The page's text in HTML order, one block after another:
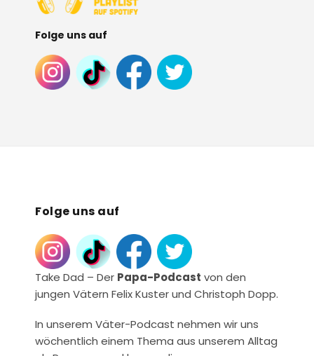
Folge uns auf
Folge uns auf
Take Dad – Der Papa-Podcast von den
jungen Vätern Felix Kuster und Christoph Dopp.
In unserem Väter-Podcast nehmen wir uns
wöchentlich einem Thema aus unserem Alltag